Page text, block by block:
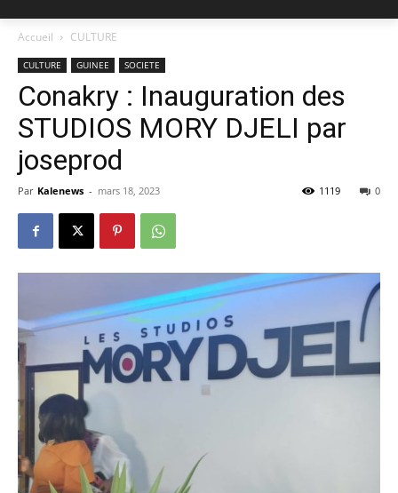
Accueil CULTURE
CULTURE GUINEE SOCIETE
Conakry : Inauguration des
STUDIOS MORY DJELI par
joseprod
Par Kalenews - mars 18, 2023 0
1119